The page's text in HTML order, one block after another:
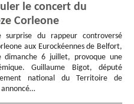
le concert du
Corleone
surprise du rappeur controversé
aux Eurockéennes de Belfort,
dimanche 6 juillet, provoque une
Guillaume Bigot, député
national du Territoire de